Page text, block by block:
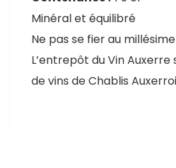
Minéral et équilibré
Ne pas se fier au
L’entrepôt du Vin
de vins de Chablis